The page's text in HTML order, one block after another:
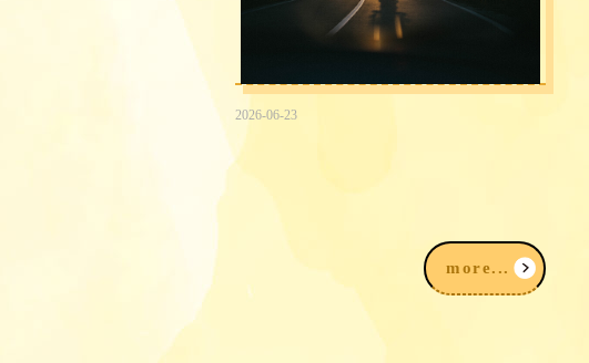
2026-06-23
2026台中民間信用借款借錢3大
more...